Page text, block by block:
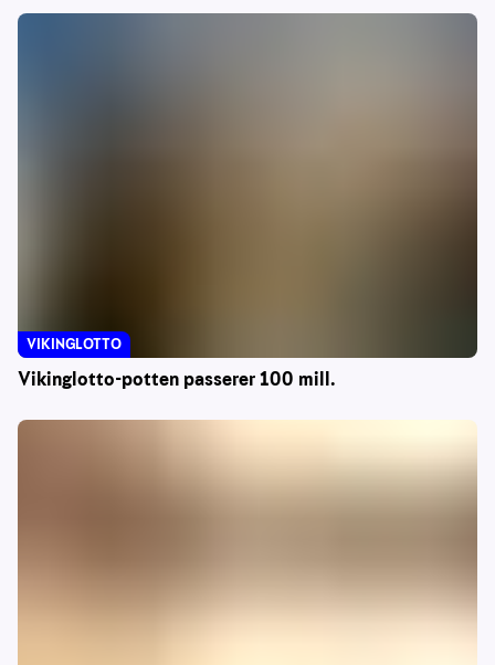
Vikinglotto-potten passerer 100 mill.
VIKINGLOTTO